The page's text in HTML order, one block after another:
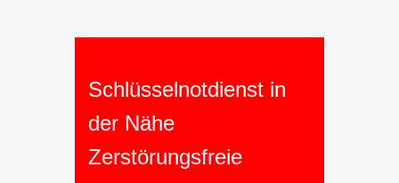
Schlüsselnotdienst in
der Nähe
Zerstörungsfreie